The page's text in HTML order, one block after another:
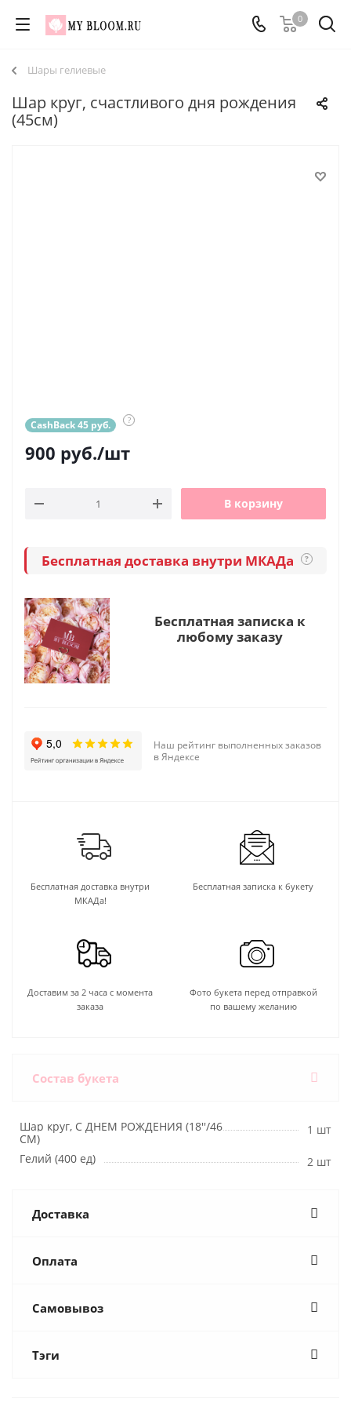
0
Шары гелиевые
Шар круг, счастливого дня рождения
(45см)
CashBack 45 руб. ?
900 руб./шт
В корзину
Бесплатная доставка внутри МКАДа ?
Бесплатная записка к
любому заказу
Наш рейтинг выполненных заказов
в Яндексе
Бесплатная доставка внутри
МКАДа!
Бесплатная записка к букету
Доставим за 2 часа с момента
заказа
Фото букета перед отправкой
по вашему желанию
Состав букета
Шар круг, С ДНЕМ РОЖДЕНИЯ (18''/46
СМ)
1 шт
Гелий (400 ед)
2 шт
Доставка
Оплата
Самовывоз
Тэги